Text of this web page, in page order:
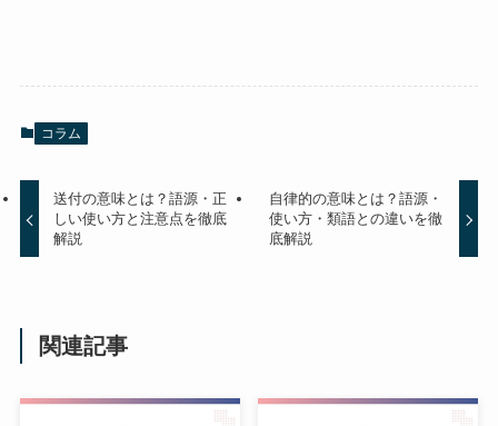
コラム
送付の意味とは？語源・正
しい使い方と注意点を徹底
解説
自律的の意味とは？語源・
使い方・類語との違いを徹
底解説
関連記事